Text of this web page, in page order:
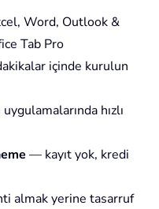
Word, Outlook &
Tab Pro
içinde kurulun
hızlı
— kayıt yok, kredi
almak yerine tasarruf